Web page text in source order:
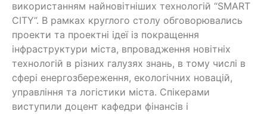
використанням найновітніших технологій “SMART
CITY”. В рамках круглого столу обговорювались
проекти та проектні ідеї із покращення
інфраструктури міста, впровадження новітніх
технологій в різних галузях знань, в тому числі в
сфері енергозбереження, екологічних новацій,
управління та логістики міста. Спікерами
виступили доцент кафедри фінансів і